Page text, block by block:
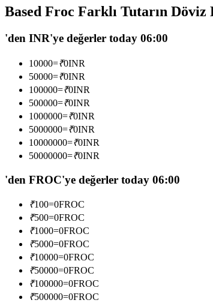
Kopya Ticaret
Kopya Tüccarı Olun
Based Froc Farklı Tutarın Döviz
'den INR'ye değerler today 06:00
10000=₹0INR
50000=₹0INR
100000=₹0INR
500000=₹0INR
1000000=₹0INR
5000000=₹0INR
10000000=₹0INR
50000000=₹0INR
'den FROC'ye değerler today 06:00
₹100=0FROC
₹500=0FROC
₹1000=0FROC
₹5000=0FROC
₹10000=0FROC
₹50000=0FROC
₹100000=0FROC
₹500000=0FROC